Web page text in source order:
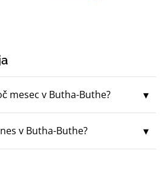
mesec v Butha-Buthe?
v Butha-Buthe?